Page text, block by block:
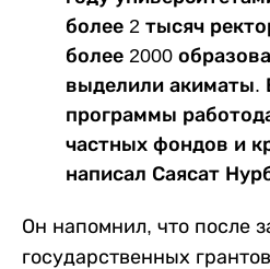
более 2 тысяч
более 2000
выделили акиматы.
программы
частных фондов и
написал Саясат
Он напомнил, что после
государственных